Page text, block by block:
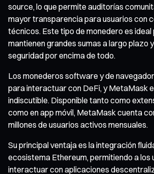
source, lo que permite auditorías
mayor transparencia para usuarios con
técnicos. Este tipo de monedero es ideal
mantienen grandes sumas a largo plazo
seguridad por encima de todo.
Los monederos software y de
para interactuar con DeFi, y MetaMask
indiscutible. Disponible tanto como
como en app móvil, MetaMask cuenta
millones de usuarios activos mensuales.
Su principal ventaja es la integración
ecosistema Ethereum, permitiendo a los
interactuar con aplicaciones